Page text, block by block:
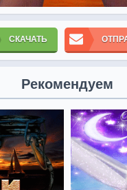
СКАЧАТЬ
Рекомендуем